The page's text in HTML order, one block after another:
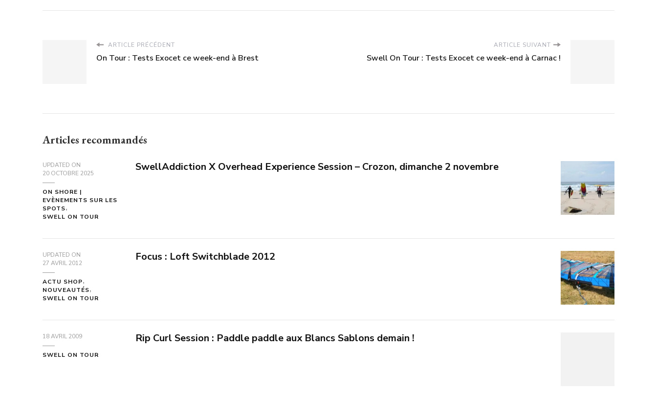
ARTICLE PRÉCÉDENT
On Tour : Tests Exocet ce week-end à Brest
ARTICLE SUIVANT
Swell On Tour : Tests Exocet ce week-end à Carnac !
Articles recommandés
UPDATED ON
20 OCTOBRE 2025
ON SHORE |
EVÈNEMENTS SUR LES
SPOTS
SWELL ON TOUR
SwellAddiction X Overhead Experience Session – Crozon, dimanche 2 novembre
UPDATED ON
27 AVRIL 2012
ACTU SHOP
NOUVEAUTÉS
SWELL ON TOUR
Focus : Loft Switchblade 2012
18 AVRIL 2009
SWELL ON TOUR
Rip Curl Session : Paddle paddle aux Blancs Sablons demain !